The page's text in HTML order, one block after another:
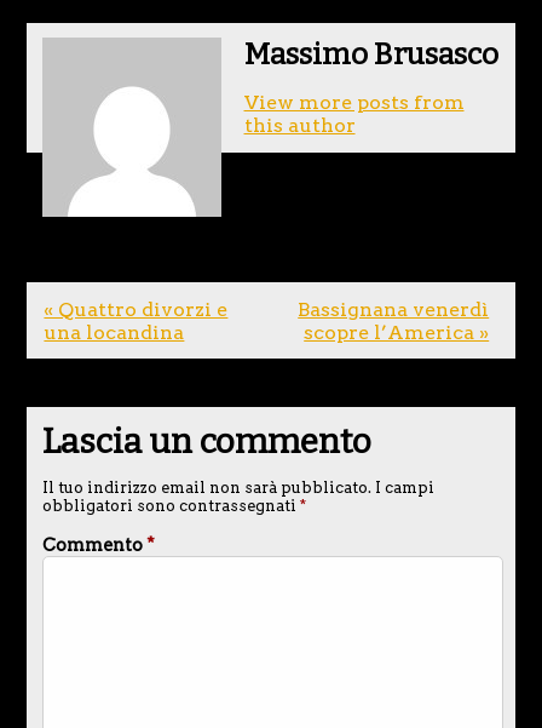
Massimo Brusasco
View more posts from
this author
« Quattro divorzi e
una locandina
Bassignana venerdì
scopre l’America »
Lascia un commento
Il tuo indirizzo email non sarà pubblicato. I campi
obbligatori sono contrassegnati *
Commento*